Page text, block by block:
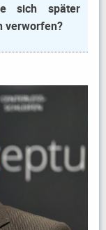
sich später
verworfen?